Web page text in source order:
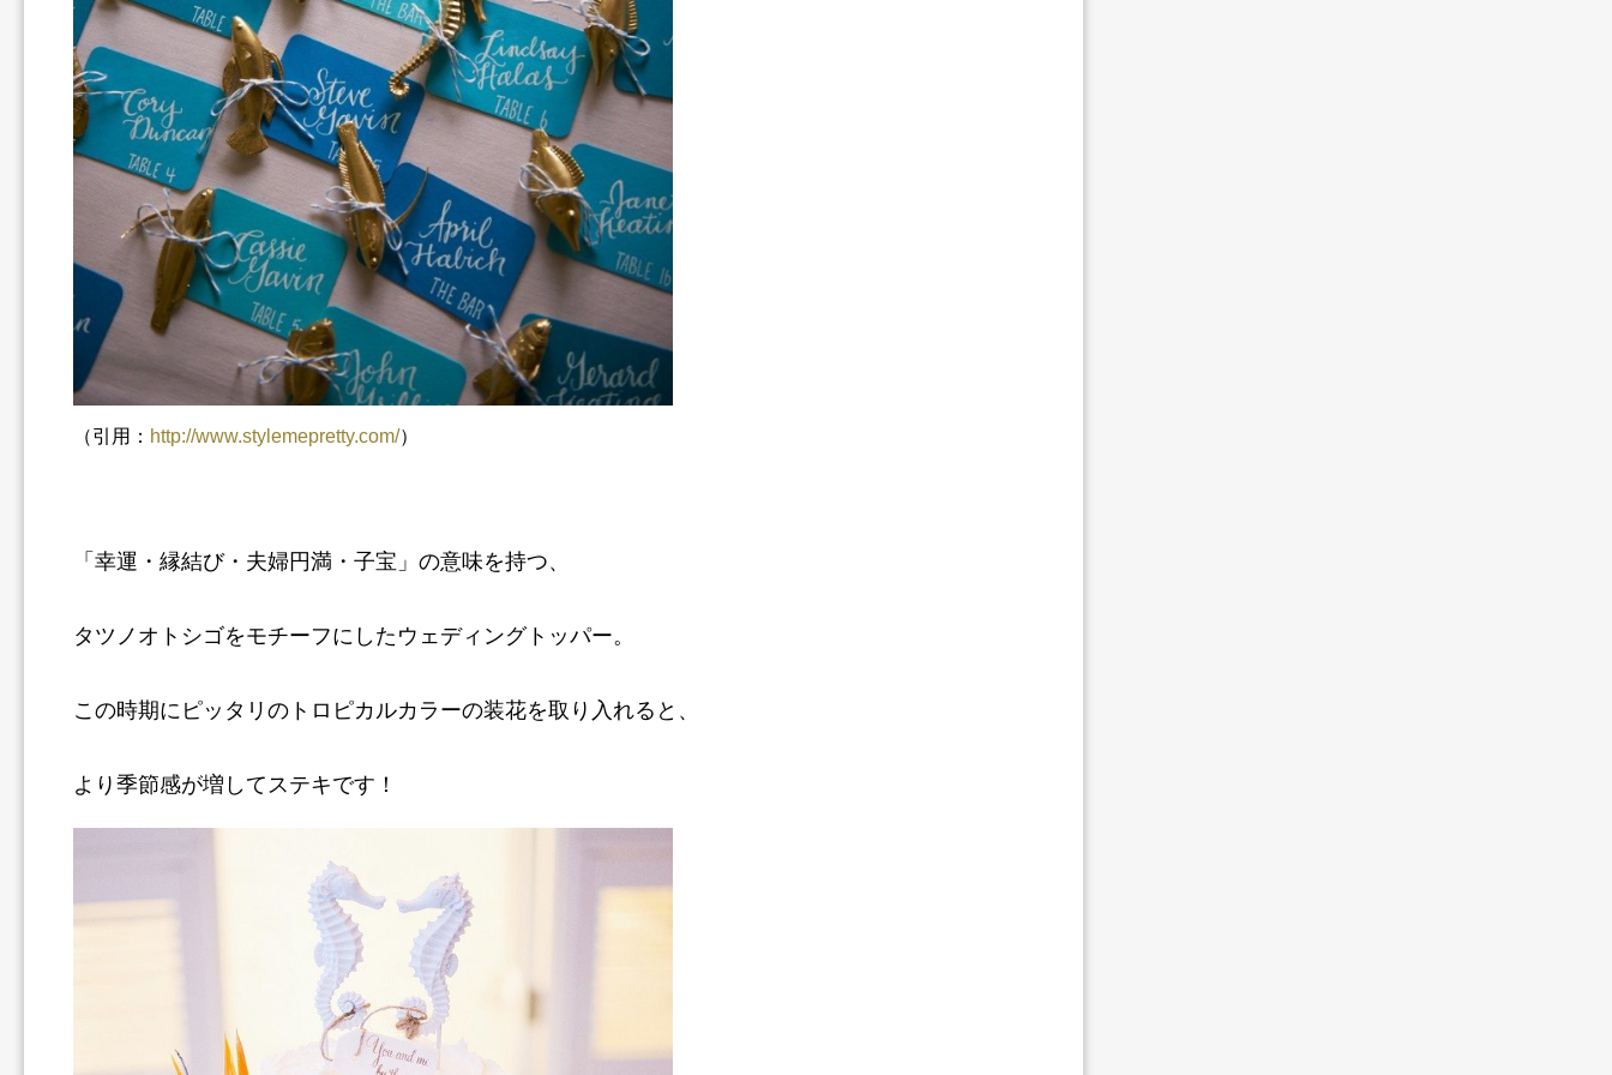
（引用： http://www.stylemepretty.com/）
「幸運・縁結び・夫婦円満・子宝」の意味を持つ、
タツノオトシゴをモチーフにしたウェディングトッパー。
この時期にピッタリのトロピカルカラーの装花を取り入れると、
より季節感が増してステキです！